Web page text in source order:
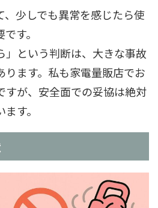
、少しでも異常を感じたら使
す。
」という判断は、大きな事故
ります。私も家電量販店でお
すが、安全面での妥協は絶対
す。